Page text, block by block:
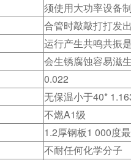
须使用大功率设备
合管时敲敲打打发
运行产生共鸣共振
会生锈腐蚀容易滋
0.022
无保温小于40*
不燃A1级
1.2厚钢板1 000度
不耐任何化学分子